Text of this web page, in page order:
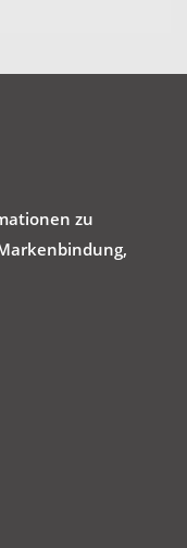
zu